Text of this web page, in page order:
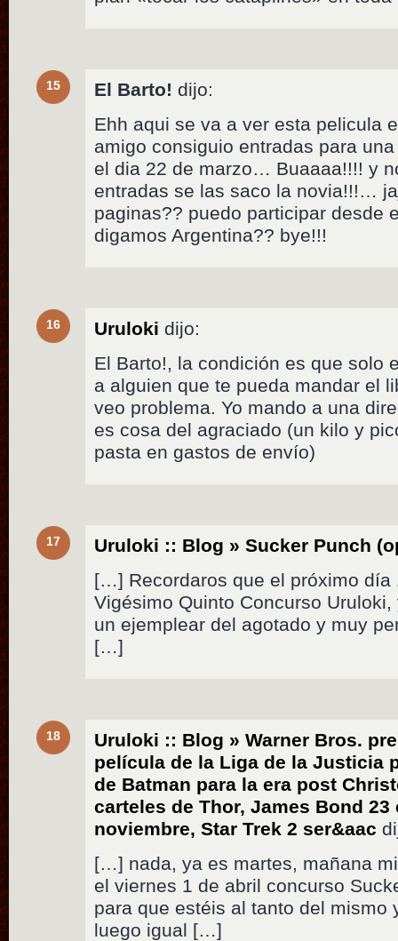
15 El Barto! dijo:
Ehh aqui se va a ver esta pelicula
amigo consiguio entradas para
el dia 22 de marzo… Buaaaa!!!! y
entradas se las saco la novia!!!…
paginas?? puedo participar desde
digamos Argentina?? bye!!!
16 Uruloki dijo:
El Barto!, la condición es que solo
a alguien que te pueda mandar el
veo problema. Yo mando a una
es cosa del agraciado (un kilo y
pasta en gastos de envío)
17
Uruloki :: Blog » Sucker Punch
[…] Recordaros que el próximo día
Vigésimo Quinto Concurso
un ejemplear del agotado y muy
[…]
18
Uruloki :: Blog » Warner Bros.
película de la Liga de la Justicia
de Batman para la era post
carteles de Thor, James Bond 23
noviembre, Star Trek 2 ser&aac
[…] nada, ya es martes, mañana
el viernes 1 de abril concurso
para que estéis al tanto del mismo
luego igual […]